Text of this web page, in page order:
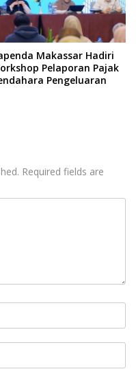
Makassar Hadiri
Pelaporan Pajak
Pengeluaran
Required fields are